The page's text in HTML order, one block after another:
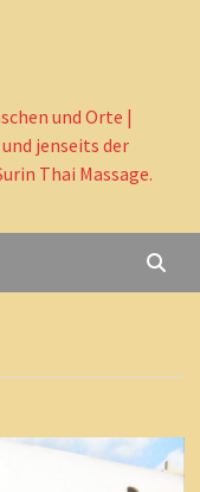
und Orte |
jenseits der
Thai Massage.